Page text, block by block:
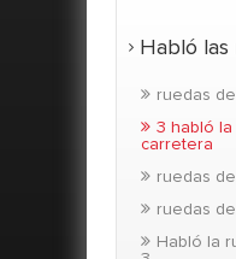
Habló las
ruedas
3 habló
carretera
ruedas
ruedas
Habló la